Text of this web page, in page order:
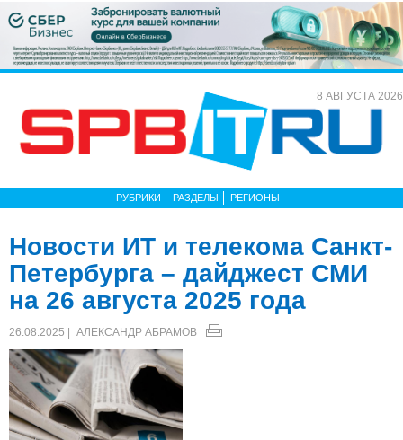
8 АВГУСТА 2026
РУБРИКИ РАЗДЕЛЫ РЕГИОНЫ
Новости ИТ и телекома Санкт-
Петербурга – дайджест СМИ
на 26 августа 2025 года
26.08.2025 | АЛЕКСАНДР АБРАМОВ